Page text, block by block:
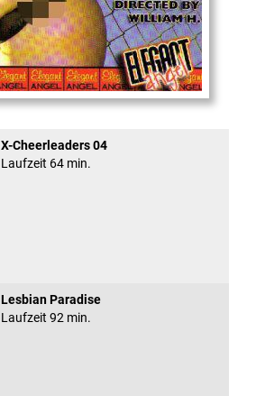
X-Cheerleaders 04
Laufzeit 64 min.
Lesbian Paradise
Laufzeit 92 min.